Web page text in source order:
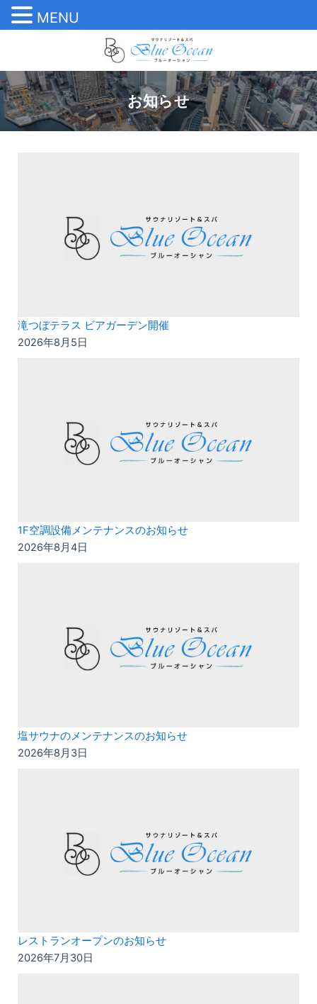
を
ス
キ
ッ
お知らせ
滝つぼテラス ビアガーデン開催
2026年8月5日
1F空調設備メンテナンスのお知らせ
2026年8月4日
塩サウナのメンテナンスのお知らせ
2026年8月3日
レストランオープンのお知らせ
2026年7月30日
MENU